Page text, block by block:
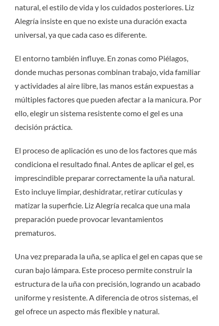
natural, el estilo de vida y los cuidados posteriores. Liz
Alegría insiste en que no existe una duración exacta
universal, ya que cada caso es diferente.
El entorno también influye. En zonas como Piélagos,
donde muchas personas combinan trabajo, vida familiar
y actividades al aire libre, las manos están expuestas a
múltiples factores que pueden afectar a la manicura. Por
ello, elegir un sistema resistente como el gel es una
decisión práctica.
El proceso de aplicación es uno de los factores que más
condiciona el resultado final. Antes de aplicar el gel, es
imprescindible preparar correctamente la uña natural.
Esto incluye limpiar, deshidratar, retirar cutículas y
matizar la superficie. Liz Alegría recalca que una mala
preparación puede provocar levantamientos
prematuros.
Una vez preparada la uña, se aplica el gel en capas que se
curan bajo lámpara. Este proceso permite construir la
estructura de la uña con precisión, logrando un acabado
uniforme y resistente. A diferencia de otros sistemas, el
gel ofrece un aspecto más flexible y natural.